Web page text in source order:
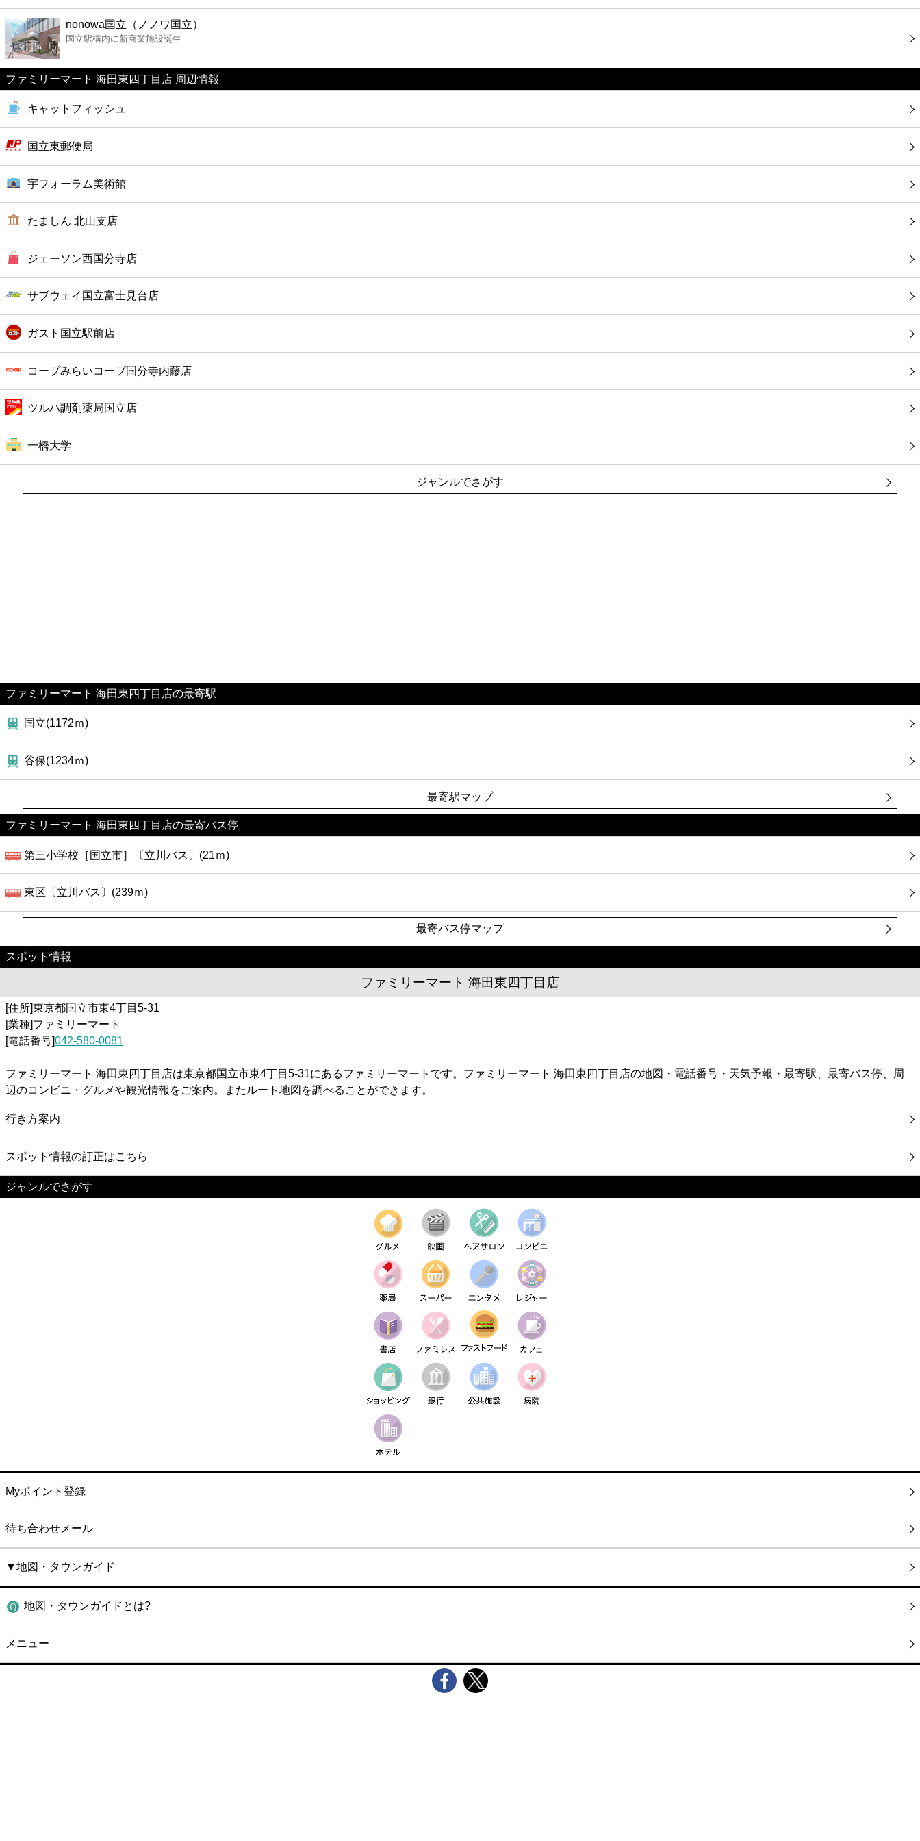
ファーストフード
カフェ
ショッピング
ホテル
nonowa国立（ノノワ国立）
国立駅構内に新商業施設誕生
ファミリーマート 海田東四丁目店 周辺情報
キャットフィッシュ
国立東郵便局
宇フォーラム美術館
たましん 北山支店
ジェーソン西国分寺店
サブウェイ国立富士見台店
ガスト国立駅前店
コープみらいコープ国分寺内藤店
ツルハ調剤薬局国立店
一橋大学
ジャンルでさがす
ファミリーマート 海田東四丁目店の最寄駅
国立(1172ｍ)
谷保(1234ｍ)
最寄駅マップ
ファミリーマート 海田東四丁目店の最寄バス停
第三小学校［国立市］〔立川バス〕(21ｍ)
東区〔立川バス〕(239ｍ)
最寄バス停マップ
スポット情報
ファミリーマート 海田東四丁目店
[住所]東京都国立市東4丁目5-31
[業種]ファミリーマート
[電話番号]042-580-0081
ファミリーマート 海田東四丁目店は東京都国立市東4丁目5-31にあるファミリーマートです。ファミリーマート 海田東四丁目店の地図・電話番号・天気予報・最寄駅、最寄バス停、周
辺のコンビニ・グルメや観光情報をご案内。またルート地図を調べることができます。
行き方案内
スポット情報の訂正はこちら
ジャンルでさがす
Myポイント登録
待ち合わせメール
▼地図・タウンガイド
地図・タウンガイドとは?
メニュー